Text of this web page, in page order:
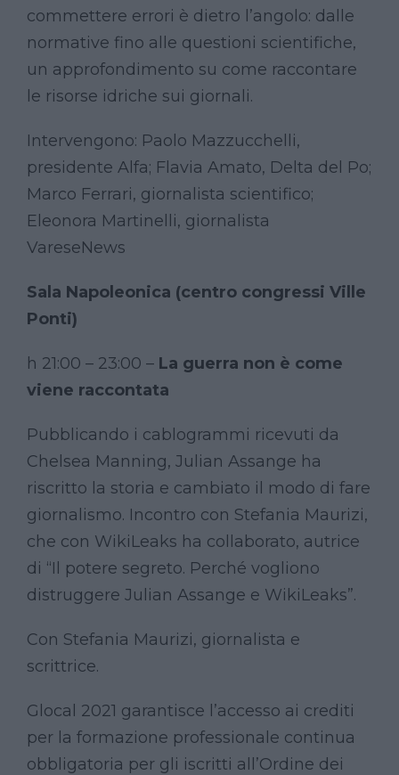
commettere errori è dietro l’angolo: dalle
normative fino alle questioni scientifiche,
un approfondimento su come raccontare
le risorse idriche sui giornali.
Intervengono: Paolo Mazzucchelli,
presidente Alfa; Flavia Amato, Delta del Po;
Marco Ferrari, giornalista scientifico;
Eleonora Martinelli, giornalista
VareseNews
Sala Napoleonica (centro congressi Ville
Ponti)
h 21:00 – 23:00 – La guerra non è come
viene raccontata
Pubblicando i cablogrammi ricevuti da
Chelsea Manning, Julian Assange ha
riscritto la storia e cambiato il modo di fare
giornalismo. Incontro con Stefania Maurizi,
che con WikiLeaks ha collaborato, autrice
di “Il potere segreto. Perché vogliono
distruggere Julian Assange e WikiLeaks”.
Con Stefania Maurizi, giornalista e
scrittrice.
Glocal 2021 garantisce l’accesso ai crediti
per la formazione professionale continua
obbligatoria per gli iscritti all’Ordine dei